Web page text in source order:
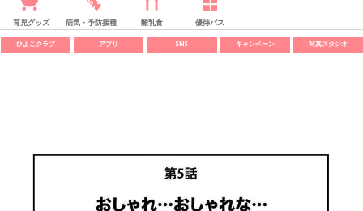
育児グッズ 病気・予防接種 離乳食 優待パス
ひよこクラブ アプリ SNS キャンペーン 写真スタジオ